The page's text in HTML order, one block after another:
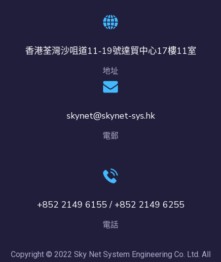
香港荃灣沙咀道11-19號達貿中心17樓11室
地址
skynet@skynet-sys.hk
電郵
+852 2149 6155 / +852 2149 6255
電話
Copyright © 2022 Sky Net System Engineering Co. Ltd. All